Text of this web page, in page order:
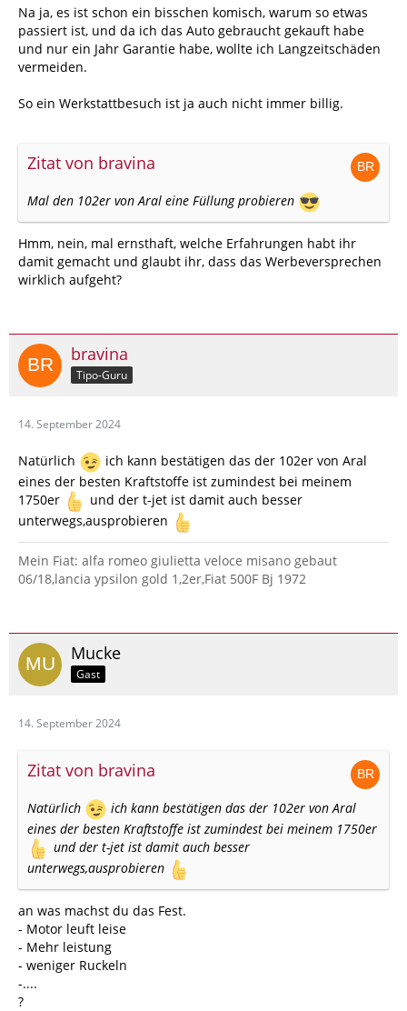
Na ja, es ist schon ein bisschen komisch, warum so etwas
passiert ist, und da ich das Auto gebraucht gekauft habe
und nur ein Jahr Garantie habe, wollte ich Langzeitschäden
vermeiden.
So ein Werkstattbesuch ist ja auch nicht immer billig.
Zitat von bravina
Mal den 102er von Aral eine Füllung probieren
Hmm, nein, mal ernsthaft, welche Erfahrungen habt ihr
damit gemacht und glaubt ihr, dass das Werbeversprechen
wirklich aufgeht?
bravina
Tipo-Guru
14. September 2024
Natürlich
ich kann bestätigen das der 102er von Aral
eines der besten Kraftstoffe ist zumindest bei meinem
1750er
und der t-jet ist damit auch besser
unterwegs,ausprobieren
Mein Fiat: alfa romeo giulietta veloce misano gebaut
06/18,lancia ypsilon gold 1,2er,Fiat 500F Bj 1972
Mucke
Gast
14. September 2024
Zitat von bravina
Natürlich
ich kann bestätigen das der 102er von Aral
eines der besten Kraftstoffe ist zumindest bei meinem 1750er
und der t-jet ist damit auch besser
unterwegs,ausprobieren
an was machst du das Fest.
- Motor leuft leise
- Mehr leistung
- weniger Ruckeln
-....
?